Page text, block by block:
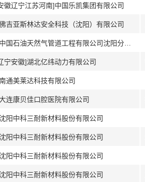
徽辽宁江苏河南]中国乐凯集团有限公司
吉亚斯林达安全科技（沈阳）有限公司
宁安徽]湖北亿纬动力有限公司
通美莱达科技有限公司
连康贝佳口腔医院有限公司
阳中科三耐新材料股份有限公司
阳中科三耐新材料股份有限公司
阳中科三耐新材料股份有限公司
阳中科三耐新材料股份有限公司